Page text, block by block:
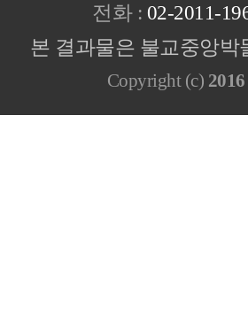
전화 : 02-2011-
본 결과물은 불교중앙박
Copyright (c)